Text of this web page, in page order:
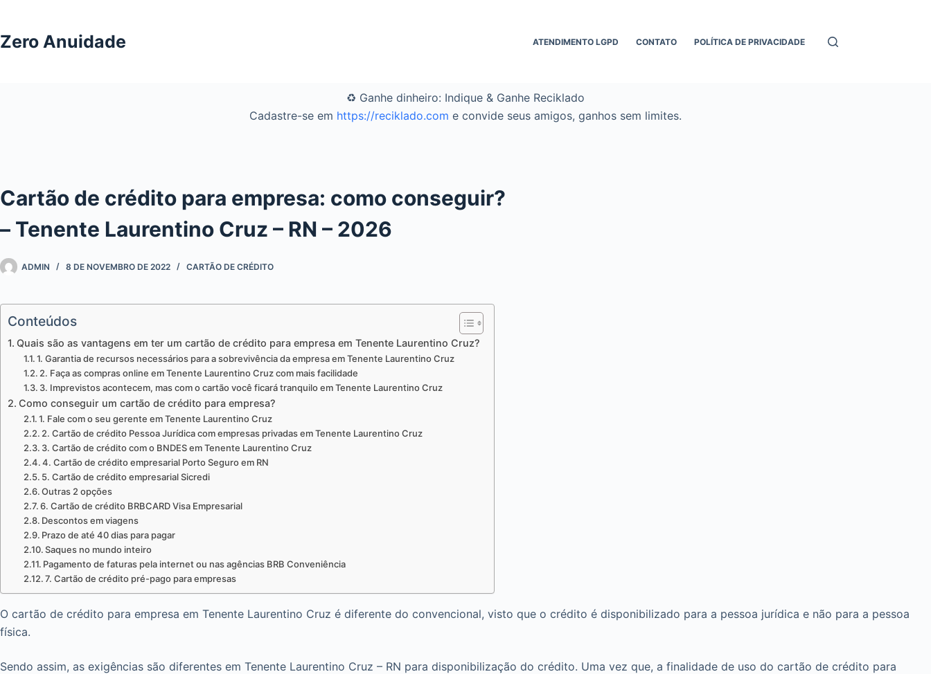
o
Zero Anuidade ATENDIMENTO LGPD CONTATO POLÍTICA DE PRIVACIDADE
♻️ Ganhe dinheiro: Indique & Ganhe Reciklado
Cadastre-se em https://reciklado.com e convide seus amigos, ganhos sem limites.
Cartão de crédito para empresa: como conseguir?
– Tenente Laurentino Cruz – RN – 2026
ADMIN 8 DE NOVEMBRO DE 2022 CARTÃO DE CRÉDITO
Conteúdos
Quais são as vantagens em ter um cartão de crédito para empresa em Tenente Laurentino Cruz?
1. Garantia de recursos necessários para a sobrevivência da empresa em Tenente Laurentino Cruz
2. Faça as compras online em Tenente Laurentino Cruz com mais facilidade
3. Imprevistos acontecem, mas com o cartão você ficará tranquilo em Tenente Laurentino Cruz
Como conseguir um cartão de crédito para empresa?
1. Fale com o seu gerente em Tenente Laurentino Cruz
2. Cartão de crédito Pessoa Jurídica com empresas privadas em Tenente Laurentino Cruz
3. Cartão de crédito com o BNDES em Tenente Laurentino Cruz
4. Cartão de crédito empresarial Porto Seguro em RN
5. Cartão de crédito empresarial Sicredi
Outras 2 opções
6. Cartão de crédito BRBCARD Visa Empresarial
Descontos em viagens
Prazo de até 40 dias para pagar
Saques no mundo inteiro
Pagamento de faturas pela internet ou nas agências BRB Conveniência
7. Cartão de crédito pré-pago para empresas
O cartão de crédito para empresa em Tenente Laurentino Cruz é diferente do convencional, visto que o crédito é disponibilizado para a pessoa jurídica e não para a pessoa
física.
Sendo assim, as exigências são diferentes em Tenente Laurentino Cruz – RN para disponibilização do crédito. Uma vez que, a finalidade de uso do cartão de crédito para